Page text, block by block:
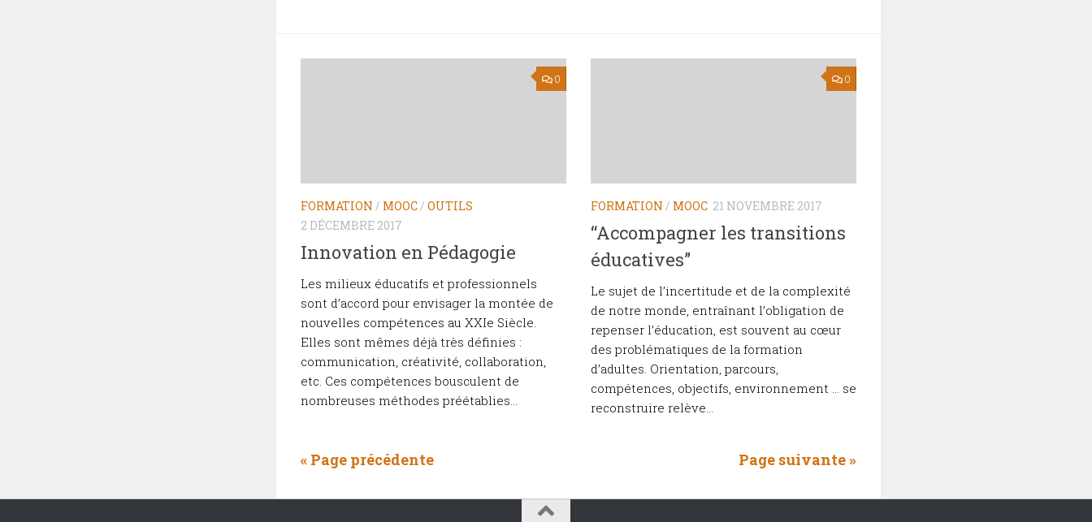
0
FORMATION / MOOC / OUTILS
2 DÉCEMBRE 2017
Innovation en Pédagogie
Les milieux éducatifs et professionnels
sont d’accord pour envisager la montée de
nouvelles compétences au XXIe Siècle.
Elles sont mêmes déjà très définies :
communication, créativité, collaboration,
etc. Ces compétences bousculent de
nombreuses méthodes préétablies...
0
FORMATION / MOOC 21 NOVEMBRE 2017
“Accompagner les transitions
éducatives”
Le sujet de l’incertitude et de la complexité
de notre monde, entraînant l’obligation de
repenser l’éducation, est souvent au cœur
des problématiques de la formation
d’adultes. Orientation, parcours,
compétences, objectifs, environnement … se
reconstruire relève...
« Page précédente Page suivante »